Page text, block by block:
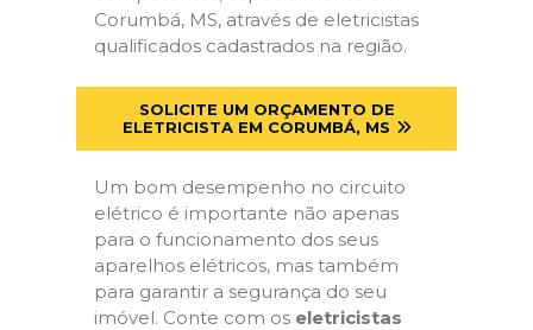
Corumbá, MS, através de eletricistas
qualificados cadastrados na região.
SOLICITE UM ORÇAMENTO DE
ELETRICISTA EM CORUMBÁ, MS
Um bom desempenho no circuito
elétrico é importante não apenas
para o funcionamento dos seus
aparelhos elétricos, mas também
para garantir a segurança do seu
imóvel. Conte com os eletricistas